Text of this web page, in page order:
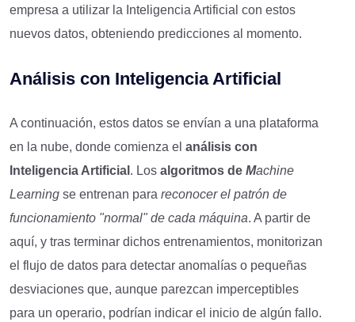
empresa a utilizar la Inteligencia Artificial con estos
nuevos datos, obteniendo predicciones al momento.
Análisis con Inteligencia Artificial
A continuación, estos datos se envían a una plataforma
en la nube, donde comienza el análisis con
Inteligencia Artificial . Los algoritmos de Machine
Learning se entrenan para reconocer el patrón de
funcionamiento "normal" de cada máquina. A partir de
aquí, y tras terminar dichos entrenamientos, monitorizan
el flujo de datos para detectar anomalías o pequeñas
desviaciones que, aunque parezcan imperceptibles
para un operario, podrían indicar el inicio de algún fallo.